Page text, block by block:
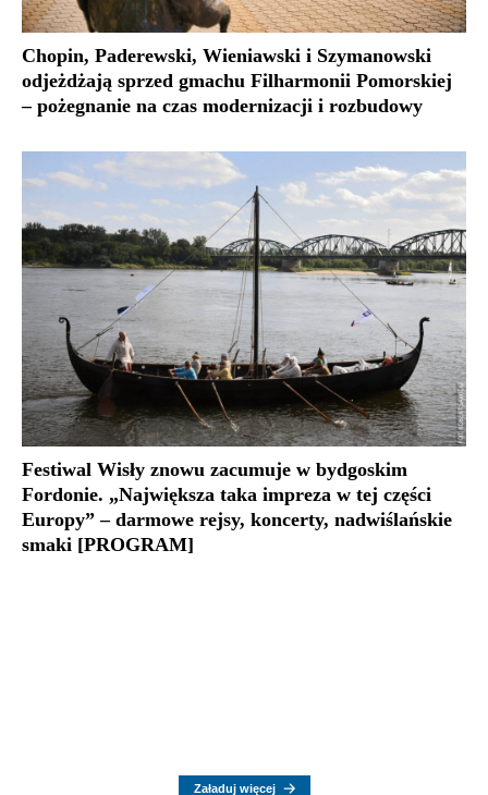
Chopin, Paderewski, Wieniawski i Szymanowski
odjeżdżają sprzed gmachu Filharmonii Pomorskiej
– pożegnanie na czas modernizacji i rozbudowy
Festiwal Wisły znowu zacumuje w bydgoskim
Fordonie. „Największa taka impreza w tej części
Europy” – darmowe rejsy, koncerty, nadwiślańskie
smaki [PROGRAM]
Załaduj więcej